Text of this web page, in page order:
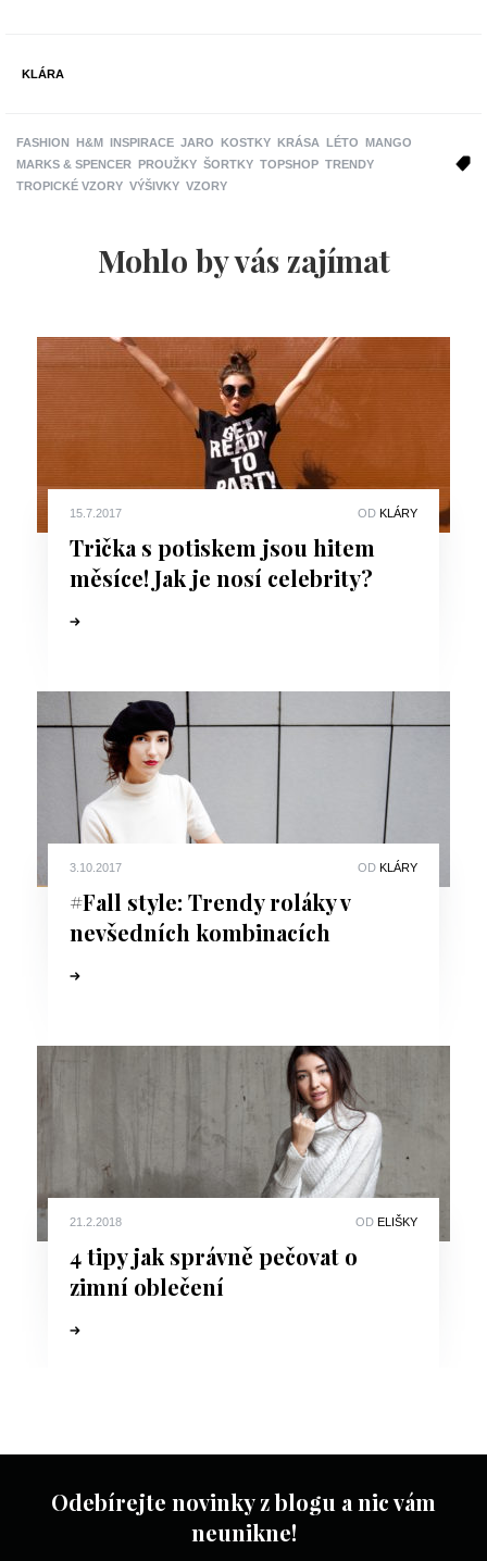
KLÁRA
FASHION H&M INSPIRACE JARO KOSTKY KRÁSA LÉTO MANGO
MARKS & SPENCER PROUŽKY ŠORTKY TOPSHOP TRENDY
TROPICKÉ VZORY VÝŠIVKY VZORY
Mohlo by vás zajímat
15.7.2017 OD KLÁRY
Trička s potiskem jsou hitem
měsíce! Jak je nosí celebrity?
3.10.2017 OD KLÁRY
#Fall style: Trendy roláky v
nevšedních kombinacích
21.2.2018 OD ELIŠKY
4 tipy jak správně pečovat o
zimní oblečení
Odebírejte novinky z blogu a nic vám
neunikne!